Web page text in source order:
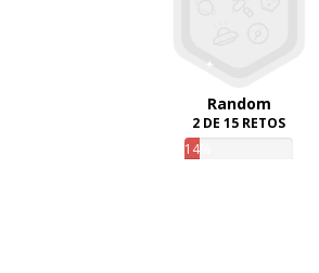
Random
2 DE 15 RETOS
14%